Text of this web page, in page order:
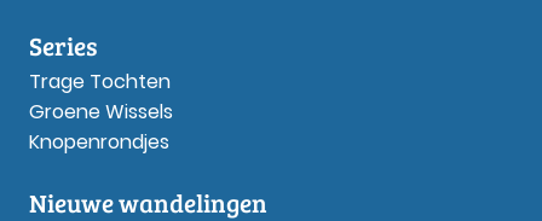
Series
Trage Tochten
Groene Wissels
Knopenrondjes
Nieuwe wandelingen